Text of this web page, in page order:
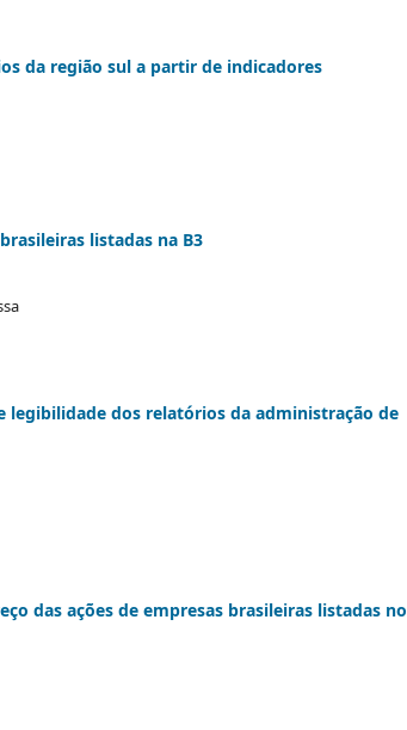
da região sul a partir de indicadores
listadas na B3
legibilidade dos relatórios da administração de
das ações de empresas brasileiras listadas no